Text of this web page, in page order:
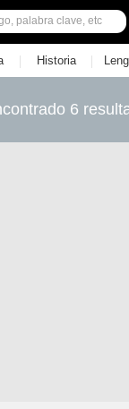
| Historia |
6